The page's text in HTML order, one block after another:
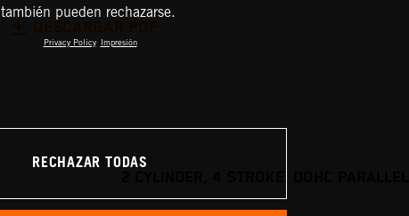
2 CYLINDER, 4 STROKE, DOHC
también pueden rechazarse.
Privacy Policy Impresión
RECHAZAR TODAS